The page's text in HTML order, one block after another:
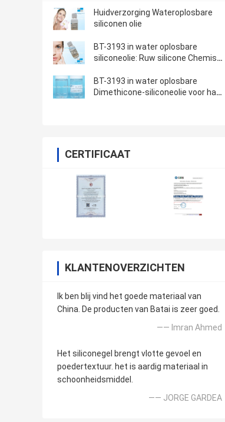
Huidverzorging Wateroplosbare
siliconen olie
BT-3193 in water oplosbare
siliconeolie: Ruw silicone Chemisch
siliconen voor haar
BT-3193 in water oplosbare
Dimethicone-siliconeolie voor haar
CERTIFICAAT
KLANTENOVERZICHTEN
Ik ben blij vind het goede materiaal van
China. De producten van Batai is zeer goed.
—— Imran Ahmed
Het siliconegel brengt vlotte gevoel en
poedertextuur. het is aardig materiaal in
schoonheidsmiddel.
—— JORGE GARDEA